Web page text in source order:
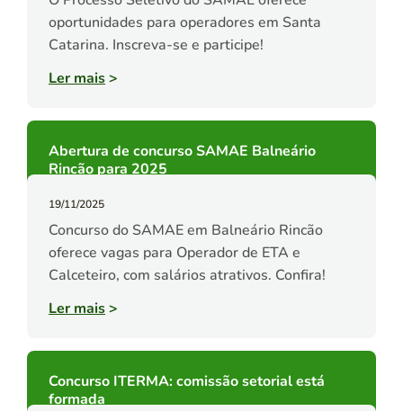
oportunidades para operadores em Santa
Catarina. Inscreva-se e participe!
Ler mais>
Abertura de concurso SAMAE Balneário
Rincão para 2025
19/11/2025
Concurso do SAMAE em Balneário Rincão
oferece vagas para Operador de ETA e
Calceteiro, com salários atrativos. Confira!
Ler mais>
Concurso ITERMA: comissão setorial está
formada